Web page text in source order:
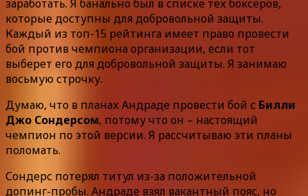
заработать. Я банально был в списке тех боксеров,
которые доступны для добровольной защиты.
Каждый из топ-15 рейтинга имеет право провести
бой против чемпиона организации, если тот
выберет его для добровольной защиты. Я занимаю
восьмую строчку.
Думаю, что в планах Андраде провести бой с Билли
Джо Сондерсом, потому что он – настоящий
чемпион по этой версии. Я рассчитываю эти планы
поломать.
Сондерс потерял титул из-за положительной
допинг-пробы. Андраде взял вакантный пояс, но